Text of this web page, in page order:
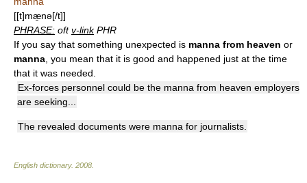
[[t]mæ̱nə[/t]]
PHRASE: oftv-linkPHR
If you say that something unexpected is manna from heaven or
manna , you mean that it is good and happened just at the time
that it was needed.
Ex-forces personnel could be the manna from heaven employers
are seeking...
The revealed documents were manna for journalists.
English dictionary. 2008